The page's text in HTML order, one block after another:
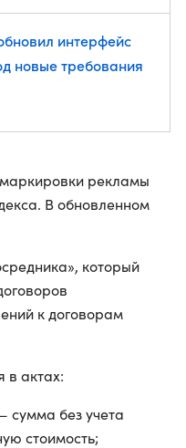
интерфейс
новые требования
рекламы
В обновленном
который
к договорам
в актах:
сумма без учета
стоимость;